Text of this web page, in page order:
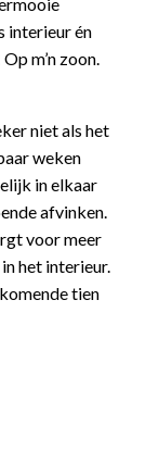
interieur én
m’n zoon.
niet als het
weken
in elkaar
afvinken.
voor meer
het interieur.
tien